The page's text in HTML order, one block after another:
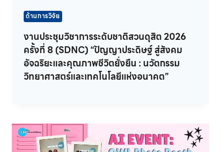
ด้านการวิจัย
งานประชุมวิชาการระดับชาติสวนดุสิต 2026
ครั้งที่ 8 (SDNC) “ปัญญาประดิษฐ์ สู่สังคม
อัจฉริยะและคุณภาพชีวิตยั่งยืน : นวัตกรรม
วิทยาศาสตร์และเทคโนโลยีแห่งอนาคต”